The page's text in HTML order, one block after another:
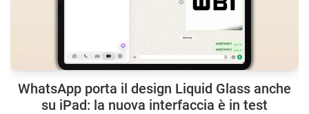
WhatsApp porta il design Liquid Glass anche
su iPad: la nuova interfaccia è in test